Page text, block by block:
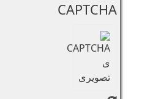
CAPTCHA